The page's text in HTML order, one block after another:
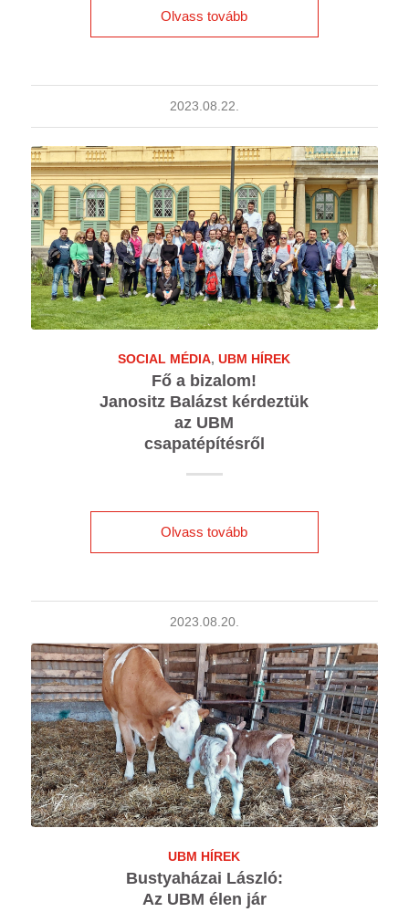
Olvass tovább
2023.08.22.
SOCIAL MÉDIA,UBM HÍREK
Fő a bizalom!
Janositz Balázst kérdeztük
az UBM
csapatépítésről
Olvass tovább
2023.08.20.
UBM HÍREK
Bustyaházai László:
Az UBM élen jár